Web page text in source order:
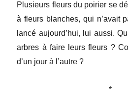
Plusieurs fleurs du poirier se
à fleurs blanches, qui n’avait
lancé aujourd’hui, lui aussi.
arbres à faire leurs fleurs ?
d’un jour à l’autre ?
*